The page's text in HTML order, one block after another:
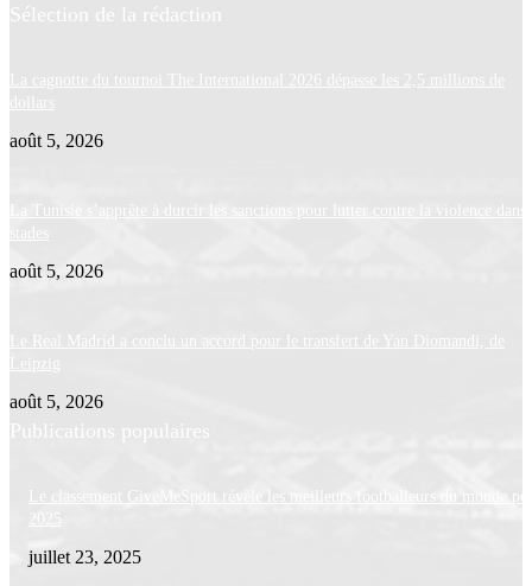
Sélection de la rédaction
La cagnotte du tournoi The International 2026 dépasse les 2,5 millions de
dollars
août 5, 2026
La Tunisie s’apprête à durcir les sanctions pour lutter contre la violence dans
stades
août 5, 2026
Le Real Madrid a conclu un accord pour le transfert de Yan Diomandi, de
Leipzig
août 5, 2026
Publications populaires
Le classement GiveMeSport révèle les meilleurs footballeurs du monde
juillet 23, 2025